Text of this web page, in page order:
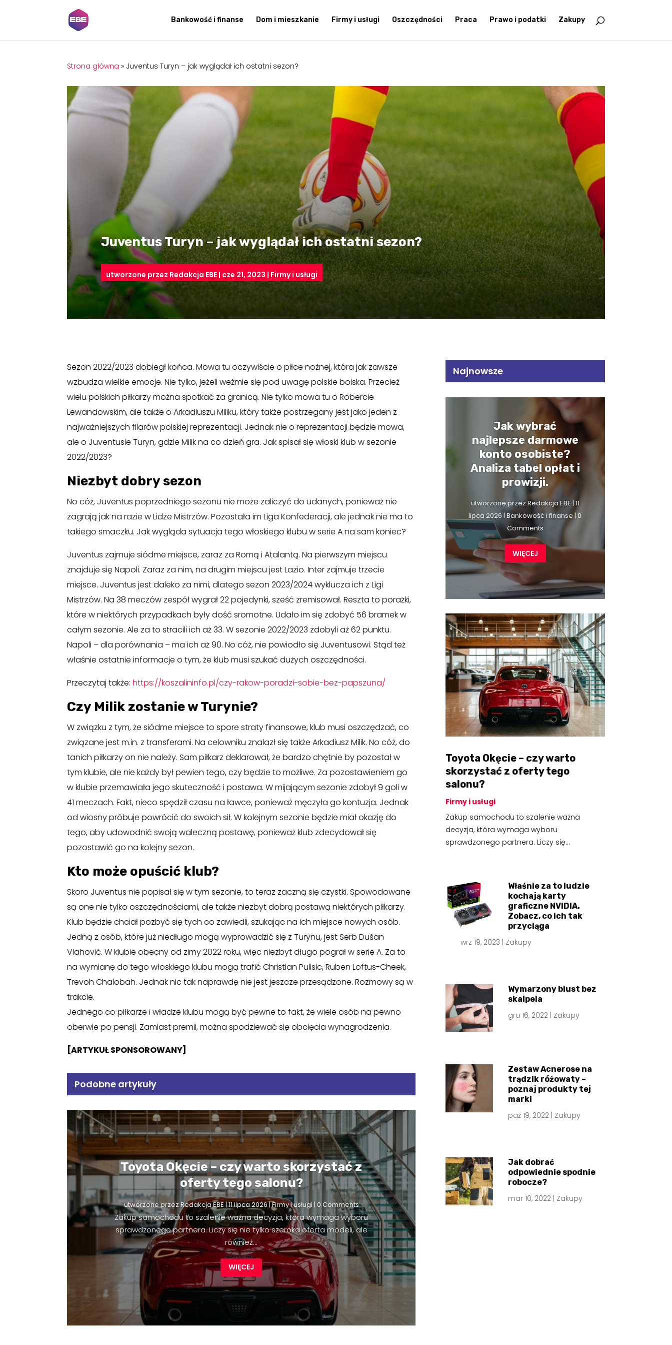
Bankowość i finanse Dom i mieszkanie Firmy i usługi Oszczędności Praca Prawo i podatki Zakupy
Strona główna » Juventus Turyn – jak wyglądał ich ostatni sezon?
Juventus Turyn – jak wyglądał ich ostatni sezon?
utworzone przez Redakcja EBE| cze 21, 2023 | Firmy i usługi
Sezon 2022/2023 dobiegł końca. Mowa tu oczywiście o piłce nożnej, która jak zawsze
wzbudza wielkie emocje. Nie tylko, jeżeli weźmie się pod uwagę polskie boiska. Przecież
wielu polskich piłkarzy można spotkać za granicą. Nie tylko mowa tu o Robercie
Lewandowskim, ale także o Arkadiuszu Miliku, który także postrzegany jest jako jeden z
najważniejszych filarów polskiej reprezentacji. Jednak nie o reprezentacji będzie mowa,
ale o Juventusie Turyn, gdzie Milik na co dzień gra. Jak spisał się włoski klub w sezonie
2022/2023?
Niezbyt dobry sezon
No cóż, Juventus poprzedniego sezonu nie może zaliczyć do udanych, ponieważ nie
zagrają jak na razie w Lidze Mistrzów. Pozostała im Liga Konfederacji, ale jednak nie ma to
takiego smaczku. Jak wygląda sytuacja tego włoskiego klubu w serie A na sam koniec?
Juventus zajmuje siódme miejsce, zaraz za Romą i Atalantą. Na pierwszym miejscu
znajduje się Napoli. Zaraz za nim, na drugim miejscu jest Lazio. Inter zajmuje trzecie
miejsce. Juventus jest daleko za nimi, dlatego sezon 2023/2024 wyklucza ich z Ligi
Mistrzów. Na 38 meczów zespół wygrał 22 pojedynki, sześć zremisował. Reszta to porażki,
które w niektórych przypadkach były dość sromotne. Udało im się zdobyć 56 bramek w
całym sezonie. Ale za to stracili ich aż 33. W sezonie 2022/2023 zdobyli aż 62 punktu.
Napoli – dla porównania – ma ich aż 90. No cóż, nie powiodło się Juventusowi. Stąd też
właśnie ostatnie informacje o tym, że klub musi szukać dużych oszczędności.
Przeczytaj także:https://koszalininfo.pl/czy-rakow-poradzi-sobie-bez-papszuna/
Czy Milik zostanie w Turynie?
W związku z tym, że siódme miejsce to spore straty finansowe, klub musi oszczędzać, co
związane jest m.in. z transferami. Na celowniku znalazł się także Arkadiusz Milik. No cóż, do
tanich piłkarzy on nie należy. Sam piłkarz deklarował, że bardzo chętnie by pozostał w
tym klubie, ale nie każdy był pewien tego, czy będzie to możliwe. Za pozostawieniem go
w klubie przemawiała jego skuteczność i postawa. W mijającym sezonie zdobył 9 goli w
41 meczach. Fakt, nieco spędził czasu na ławce, ponieważ męczyła go kontuzja. Jednak
od wiosny próbuje powrócić do swoich sił. W kolejnym sezonie będzie miał okazję do
tego, aby udowodnić swoją waleczną postawę, ponieważ klub zdecydował się
pozostawić go na kolejny sezon.
Kto może opuścić klub?
Skoro Juventus nie popisał się w tym sezonie, to teraz zaczną się czystki. Spowodowane
są one nie tylko oszczędnościami, ale także niezbyt dobrą postawą niektórych piłkarzy.
Klub będzie chciał pozbyć się tych co zawiedli, szukając na ich miejsce nowych osób.
Jedną z osób, które już niedługo mogą wyprowadzić się z Turynu, jest Serb Dušan
Vlahović. W klubie obecny od zimy 2022 roku, więc niezbyt długo pograł w serie A. Za to
na wymianę do tego włoskiego klubu mogą trafić Christian Pulisic, Ruben Loftus-Cheek,
Trevoh Chalobah. Jednak nic tak naprawdę nie jest jeszcze przesądzone. Rozmowy są w
trakcie.
Jednego co piłkarze i władze klubu mogą być pewne to fakt, że wiele osób na pewno
oberwie po pensji. Zamiast premii, można spodziewać się obcięcia wynagrodzenia.
[ARTYKUŁ SPONSOROWANY]
Podobne artykuły
Toyota Okęcie – czy warto skorzystać z
oferty tego salonu?
utworzone przez Redakcja EBE|11 lipca 2026|Firmy i usługi | 0 Comments
Zakup samochodu to szalenie ważna decyzja, która wymaga wyboru
sprawdzonego partnera. Liczy się nie tylko szeroka oferta modeli, ale
również...
WIĘCEJ
Najnowsze
Jak wybrać
najlepsze darmowe
konto osobiste?
Analiza tabel opłat i
prowizji.
utworzone przezRedakcja EBE | 11
lipca 2026 |Bankowość i finanse| 0
Comments
WIĘCEJ
Toyota Okęcie – czy warto
skorzystać z oferty tego
salonu?
Firmy i usługi
Zakup samochodu to szalenie ważna
decyzja, która wymaga wyboru
sprawdzonego partnera. Liczy się...
Właśnie za to ludzie
kochają karty
graficzne NVIDIA.
Zobacz, co ich tak
przyciąga
wrz 19, 2023 | Zakupy
Wymarzony biust bez
skalpela
gru 16, 2022 | Zakupy
Zestaw Acnerose na
trądzik różowaty –
poznaj produkty tej
marki
paź 19, 2022 Zakupy
Jak dobrać
odpowiednie spodnie
robocze?
mar 10, 2022 Zakupy